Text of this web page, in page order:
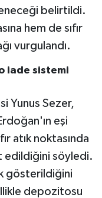
belirtildi.
hem de sıfır
vurgulandı.
iade sistemi
Yunus Sezer,
eşi
atık noktasında
edildiğini söyledi.
gösterildiğini
depozitosu